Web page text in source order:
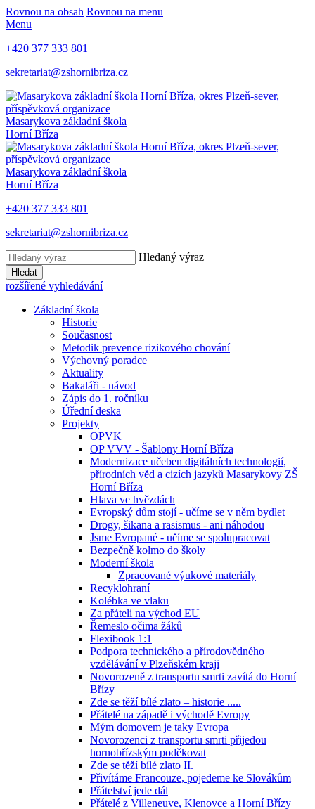
Rovnou na obsah Rovnou na menu
Menu
+420 377 333 801
sekretariat@zshornibriza.cz
Masarykova základní škola
Horní Bříza
Masarykova základní škola
Horní Bříza
+420 377 333 801
sekretariat@zshornibriza.cz
Hledaný výraz
Hledat
rozšířené vyhledávání
Základní škola
Historie
Současnost
Metodik prevence rizikového chování
Výchovný poradce
Aktuality
Bakaláři - návod
Zápis do 1. ročníku
Úřední deska
Projekty
OPVK
OP VVV - Šablony Horní Bříza
Modernizace učeben digitálních technologií,
přírodních věd a cizích jazyků Masarykovy ZŠ
Horní Bříza
Hlava ve hvězdách
Evropský dům stojí - učíme se v něm bydlet
Drogy, šikana a rasismus - ani náhodou
Jsme Evropané - učíme se spolupracovat
Bezpečně kolmo do školy
Moderní škola
Zpracované výukové materiály
Recyklohraní
Kolébka ve vlaku
Za přáteli na východ EU
Řemeslo očima žáků
Flexibook 1:1
Podpora technického a přírodovědného
vzdělávání v Plzeňském kraji
Novorozeně z transportu smrti zavítá do Horní
Břízy
Zde se těží bílé zlato – historie .....
Přátelé na západě i východě Evropy
Mým domovem je taky Evropa
Novorozenci z transportu smrti přijedou
hornobřízským poděkovat
Zde se těží bílé zlato II.
Přivítáme Francouze, pojedeme ke Slovákům
Přátelství jede dál
Přátelé z Villeneuve, Klenovce a Horní Břízy